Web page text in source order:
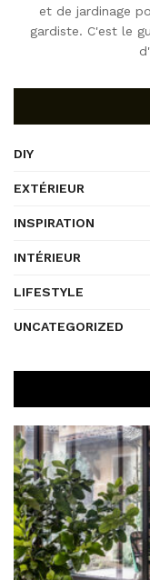
et de jardinage
gardiste. C'est le
DIY
EXTÉRIEUR
INSPIRATION
INTÉRIEUR
LIFESTYLE
UNCATEGORIZED